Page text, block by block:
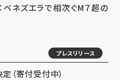
ネズエラで相次ぐM７超の
プレスリリース
（寄付受付中）